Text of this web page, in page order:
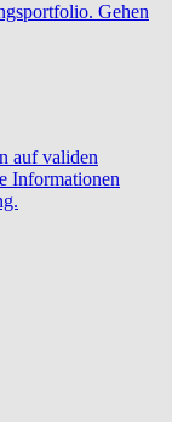
Gehen
auf validen
Informationen